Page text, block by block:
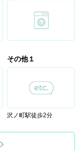
その他１
沢ノ町駅徒歩2分